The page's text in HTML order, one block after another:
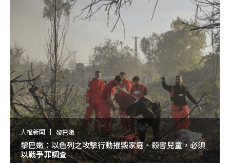
人權新聞 黎巴嫩
黎巴嫩：以色列之攻擊行動摧毀家庭、殺害兒童，必須
以戰爭罪調查